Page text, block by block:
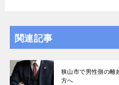
関連記事
狭山市で男性側の離
方へ